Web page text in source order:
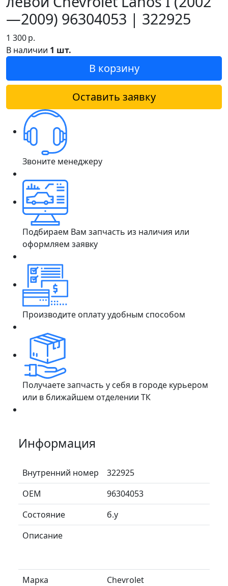
—2009) 96304053 | 322925
1 300р.
В наличии 1 шт.
В корзину
Оставить заявку
Звоните менеджеру
Подбираем Вам запчасть из наличия или
оформляем заявку
Производите оплату удобным способом
Получаете запчасть у себя в городе курьером
или в ближайшем отделении ТК
Информация
Внутренний номер
322925
ОЕМ
96304053
Состояние
б.у
Описание
Марка
Chevrolet